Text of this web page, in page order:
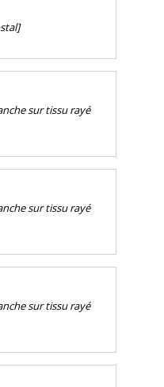
sur tissu rayé
sur tissu rayé
sur tissu rayé